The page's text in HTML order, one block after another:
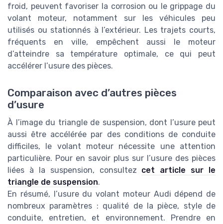
froid, peuvent favoriser la corrosion ou le grippage du
volant moteur, notamment sur les véhicules peu
utilisés ou stationnés à l’extérieur. Les trajets courts,
fréquents en ville, empêchent aussi le moteur
d’atteindre sa température optimale, ce qui peut
accélérer l’usure des pièces.
Comparaison avec d’autres pièces
d’usure
À l’image du triangle de suspension, dont l’usure peut
aussi être accélérée par des conditions de conduite
difficiles, le volant moteur nécessite une attention
particulière. Pour en savoir plus sur l’usure des pièces
liées à la suspension, consultez cet article sur le
triangle de suspension.
En résumé, l’usure du volant moteur Audi dépend de
nombreux paramètres : qualité de la pièce, style de
conduite, entretien, et environnement. Prendre en